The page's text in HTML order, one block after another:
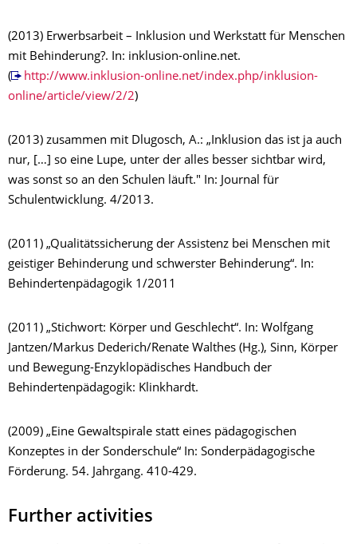
(2013) Erwerbsarbeit – Inklusion und Werkstatt für Menschen
mit Behinderung?. In: inklusion-online.net.
(
http://www.inklusion-online.net/index.php/inklusion-
online/article/view/2/2)
(2013) zusammen mit Dlugosch, A.: „Inklusion das ist ja auch
nur, […] so eine Lupe, unter der alles besser sichtbar wird,
was sonst so an den Schulen läuft." In: Journal für
Schulentwicklung. 4/2013.
(2011) „Qualitätssicherung der Assistenz bei Menschen mit
geistiger Behinderung und schwerster Behinderung“. In:
Behindertenpädagogik 1/2011
(2011) „Stichwort: Körper und Geschlecht“. In: Wolfgang
Jantzen/Markus Dederich/Renate Walthes (Hg.), Sinn, Körper
und Bewegung-Enzyklopädisches Handbuch der
Behindertenpädagogik: Klinkhardt.
(2009) „Eine Gewaltspirale statt eines pädagogischen
Konzeptes in der Sonderschule“ In: Sonderpädagogische
Förderung. 54. Jahrgang. 410-429.
Further activities